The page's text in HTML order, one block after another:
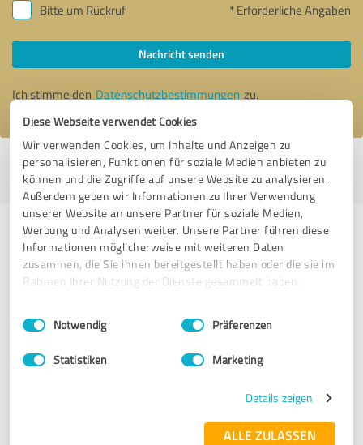
Diese Webseite verwendet Cookies
Wir verwenden Cookies, um Inhalte und Anzeigen zu
personalisieren, Funktionen für soziale Medien anbieten zu
können und die Zugriffe auf unsere Website zu analysieren.
Außerdem geben wir Informationen zu Ihrer Verwendung
unserer Website an unsere Partner für soziale Medien,
Werbung und Analysen weiter. Unsere Partner führen diese
Informationen möglicherweise mit weiteren Daten
zusammen, die Sie ihnen bereitgestellt haben oder die sie im
Rahmen Ihrer Nutzung der Dienste gesammelt haben.
Impressum Datenschutzbestimmungen
Einwilligungsauswahl
Notwendig Präferenzen
Statistiken Marketing
Details zeigen
ALLE ZULASSEN
Bitte um Rückruf * Erforderliche Angaben
Nachricht senden
Ich stimme den Datenschutzbestimmungen zu.
Profil aktiv seit 03.09.2018 |Letzte Aktualisierung: 03.09.2018|Profil
melden
Erfahrungen zu weiteren
Anbietern aus dem Bereich Events
& Entertainment
DJ Michael Karg